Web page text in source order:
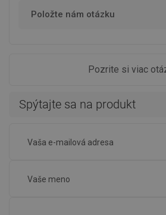
Položte nám otázku
Pozrite si viac
Spýtajte sa na produkt